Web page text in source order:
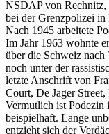
NSDAP von Rechnitz,
bei der Grenzpolizei
Nach 1945 arbeitete
Im Jahr 1963 wohnte
über die Schweiz nach
noch unter der
letzte Anschrift von
Court, De Jager
Vermutlich ist Podezin
beispielhaft. Lange
entzieht sich der